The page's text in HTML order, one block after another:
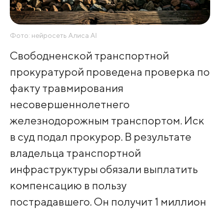
Фото: нейросеть Алиса AI
Свободненской транспортной
прокуратурой проведена проверка по
факту травмирования
несовершеннолетнего
железнодорожным транспортом. Иск
в суд подал прокурор. В результате
владельца транспортной
инфраструктуры обязали выплатить
компенсацию в пользу
пострадавшего. Он получит 1 миллион